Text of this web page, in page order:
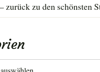
zurück zu den schönsten